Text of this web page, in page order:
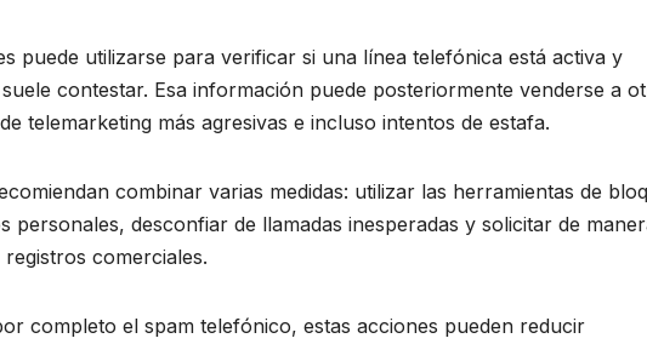
puede utilizarse para verificar si una línea telefónica está activa y
contestar. Esa información puede posteriormente venderse a
telemarketing más agresivas e incluso intentos de estafa.
combinar varias medidas: utilizar las herramientas de
personales, desconfiar de llamadas inesperadas y solicitar de
comerciales.
completo el spam telefónico, estas acciones pueden reducir